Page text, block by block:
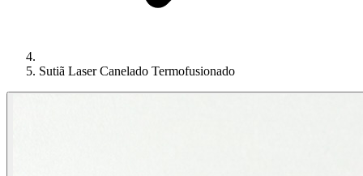
Sutiã Laser Canelado Termofusionado